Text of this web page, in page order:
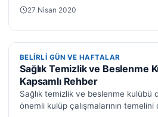
27 Nisan 2020
BELIRLI GÜN VE HAFTALAR
BELIRLI GÜN VE HAFTALAR
Sağlık Temizlik ve Beslenme
Kapsamlı Rehber
Sağlık temizlik ve beslenme kulübü
önemli kulüp çalışmalarının